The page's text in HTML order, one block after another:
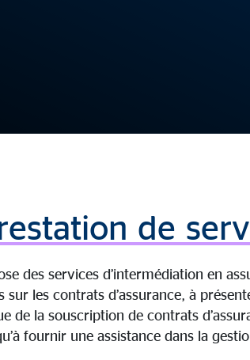
de
des services d’intermédiation en
sur les contrats d’assurance, à
de la souscription de contrats
fournir une assistance dans la